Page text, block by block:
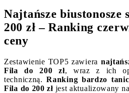
Najtańsze biustonosze
200 zł – Ranking
ceny
Zestawienie TOP5 zawiera
Fila do 200 zł, wraz z ich
techniczną.Ranking bardzo
Fila do 200 złjest aktualizowany